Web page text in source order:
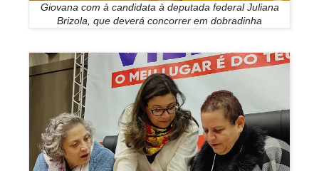
Giovana com à candidata à deputada federal Juliana
Brizola, que deverá concorrer em dobradinha